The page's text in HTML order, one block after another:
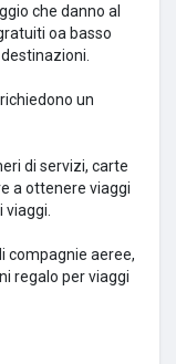
che danno al
oa basso
un
di servizi, carte
a ottenere viaggi
compagnie aeree,
regalo per viaggi